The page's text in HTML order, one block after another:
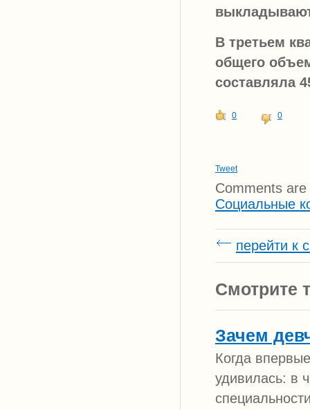
В третьем
общего
составляла
0 0
Tweet
Comments are
Социальные
перейти к
Смотрите
Зачем
Когда
удивилась: в